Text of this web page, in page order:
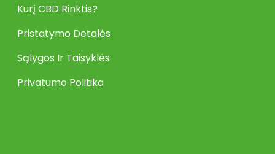
Kurį CBD Rinktis?
Pristatymo Detalės
Sąlygos Ir Taisyklės
Privatumo Politika